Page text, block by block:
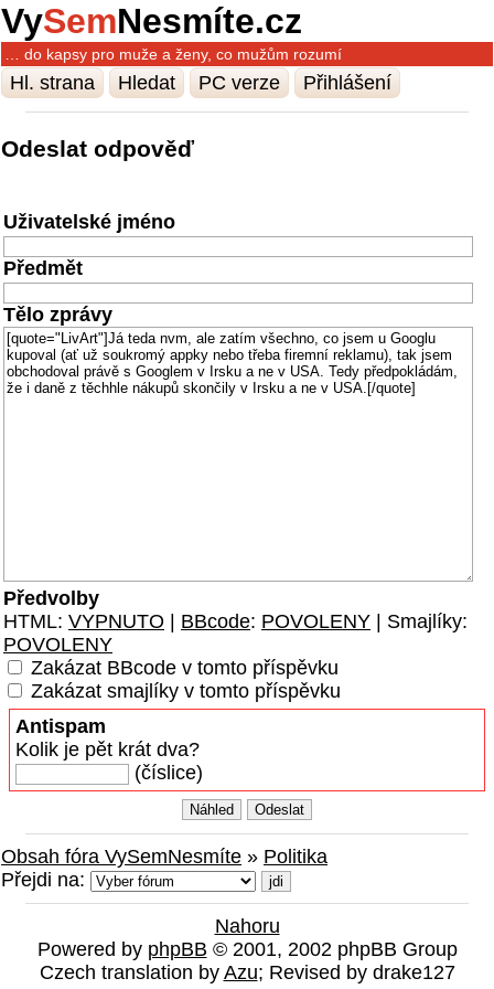
VySemNesmíte.cz
… do kapsy pro muže a ženy, co mužům rozumí
Hl. strana Hledat PC verze Přihlášení
Odeslat odpověď
Uživatelské jméno
Předmět
Tělo zprávy
Předvolby
HTML: VYPNUTO BBcode: POVOLENY | Smajlíky:
POVOLENY
Zakázat BBcode v tomto příspěvku
Zakázat smajlíky v tomto příspěvku
Antispam
Kolik je pět krát dva?
(číslice)
Obsah fóra VySemNesmíte » Politika
Přejdi na:
Nahoru
Powered by phpBB © 2001, 2002 phpBB Group
Czech translation by Azu; Revised by drake127